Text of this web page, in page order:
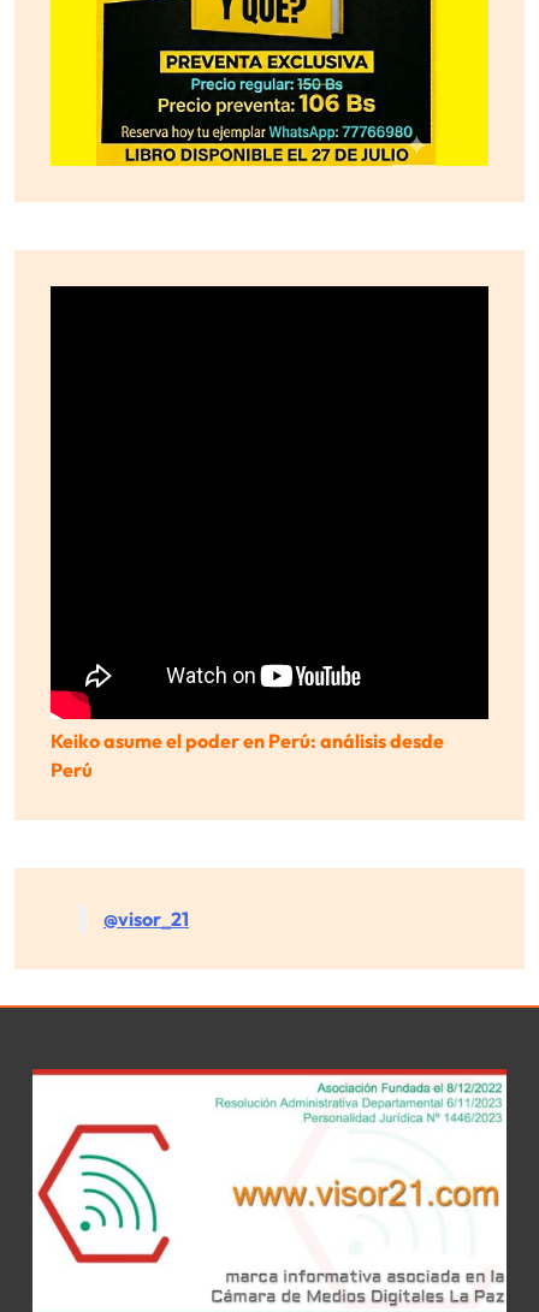
Keiko asume el poder en Perú: análisis desde
Perú
@visor_21